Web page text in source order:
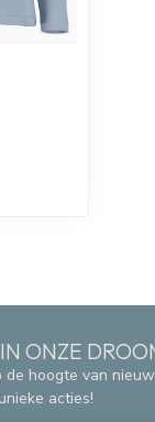
ONZE
hoogte van
acties!